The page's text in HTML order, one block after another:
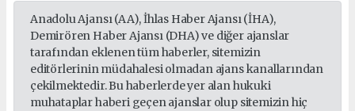
Anadolu Ajansı (AA), İhlas Haber Ajansı (İHA),
Demirören Haber Ajansı (DHA) ve diğer ajanslar
tarafından eklenen tüm haberler, sitemizin
editörlerinin müdahalesi olmadan ajans kanallarından
çekilmektedir. Bu haberlerde yer alan hukuki
muhataplar haberi geçen ajanslar olup sitemizin hiç